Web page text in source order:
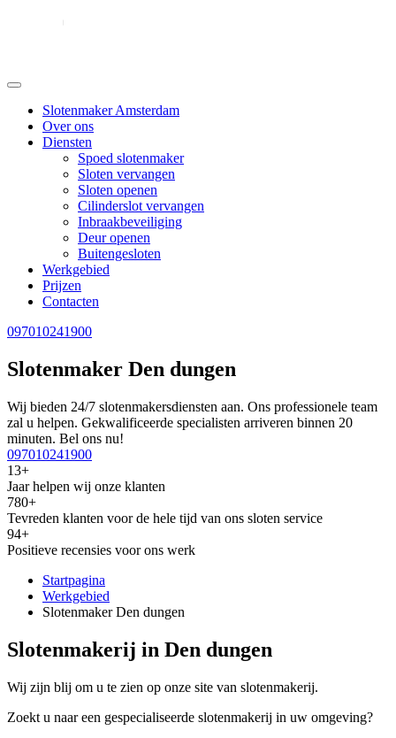
Slotenmaker Amsterdam
Over ons
Diensten
Spoed slotenmaker
Sloten vervangen
Sloten openen
Cilinderslot vervangen
Inbraakbeveiliging
Deur openen
Buitengesloten
Werkgebied
Prijzen
Contacten
097010241900
Slotenmaker Den dungen
Wij bieden 24/7 slotenmakersdiensten aan. Ons professionele team
zal u helpen. Gekwalificeerde specialisten arriveren binnen 20
minuten. Bel ons nu!
097010241900
13+
Jaar helpen wij onze klanten
780+
Tevreden klanten voor de hele tijd van ons sloten service
94+
Positieve recensies voor ons werk
Startpagina
Werkgebied
Slotenmaker Den dungen
Slotenmakerij in Den dungen
Wij zijn blij om u te zien op onze site van slotenmakerij.
Zoekt u naar een gespecialiseerde slotenmakerij in uw omgeving?